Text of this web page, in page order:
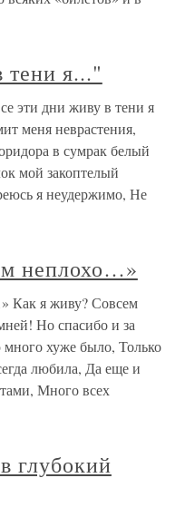
тени я..."
эти дни живу в тени я
меня неврастения,
в сумрак белый
мой закоптелый
я неудержимо, Не
неплохо…»
Как я живу? Совсем
Но спасибо и за
хуже было, Только
любила, Да еще и
Много всех
глубокий